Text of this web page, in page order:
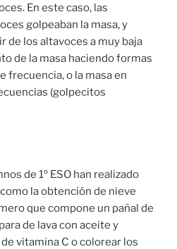
En este caso, las
golpeaban la masa, y
de los altavoces a muy baja
de la masa haciendo formas
frecuencia, o la masa en
(golpecitos
de 1º ESO han realizado
la obtención de nieve
que compone un pañal de
de lava con aceite y
vitamina C o colorear los